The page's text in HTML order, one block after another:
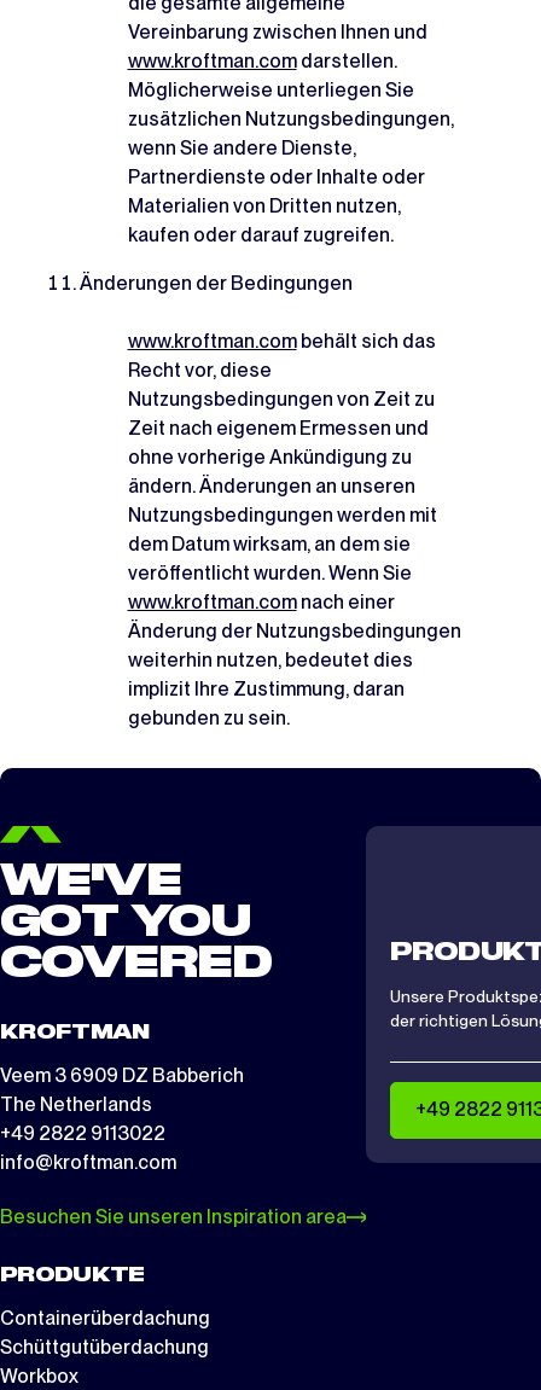
Vereinbarung zwischen Ihnen und
www.kroftman.comdarstellen.
Möglicherweise unterliegen Sie
zusätzlichen Nutzungsbedingungen,
wenn Sie andere Dienste,
Partnerdienste oder Inhalte oder
Materialien von Dritten nutzen,
kaufen oder darauf zugreifen.
Änderungen der Bedingungen
www.kroftman.combehält sich das
Recht vor, diese
Nutzungsbedingungen von Zeit zu
Zeit nach eigenem Ermessen und
ohne vorherige Ankündigung zu
ändern. Änderungen an unseren
Nutzungsbedingungen werden mit
dem Datum wirksam, an dem sie
veröffentlicht wurden. Wenn Sie
www.kroftman.comnach einer
Änderung der Nutzungsbedingungen
weiterhin nutzen, bedeutet dies
implizit Ihre Zustimmung, daran
gebunden zu sein.
WE'VE
GOT YOU
COVERED
KROFTMAN
Veem 3 6909 DZ Babberich
The Netherlands
+49 2822 9113022
info@kroftman.com
Besuchen Sie unseren Inspiration area
PRODUKTE
Containerüberdachung
Schüttgutüberdachung
Workbox
Unsere
der richtigen
+49 2822